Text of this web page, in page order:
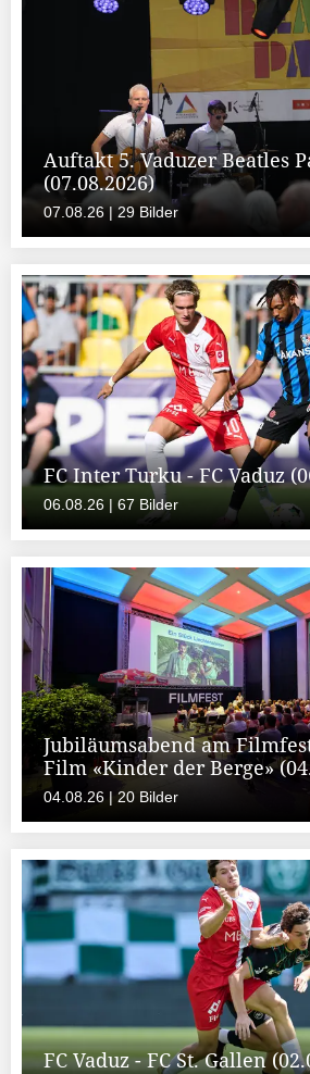
Auftakt 5. Vaduzer Beatles
(07.08.2026)
07.08.26 | 29 Bilder
FC Inter Turku - FC Vaduz
06.08.26 | 67 Bilder
Jubiläumsabend am
Film «Kinder der Berge»
04.08.26 | 20 Bilder
FC Vaduz - FC St. Gallen